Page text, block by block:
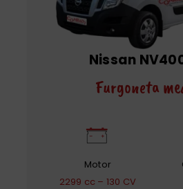
Nissan
Furgoneta
Motor
2299 cc – 130 CV